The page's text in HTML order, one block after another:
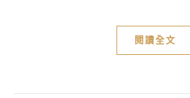
閱讀全文